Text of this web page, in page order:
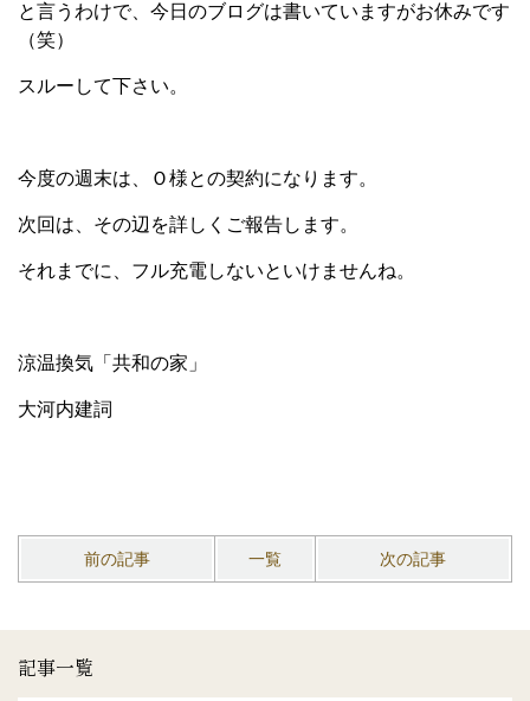
と言うわけで、今日のブログは書いていますがお休みです
（笑）
スルーして下さい。
今度の週末は、Ｏ様との契約になります。
次回は、その辺を詳しくご報告します。
それまでに、フル充電しないといけませんね。
涼温換気「共和の家」
大河内建詞
前の記事 一覧 次の記事
記事一覧